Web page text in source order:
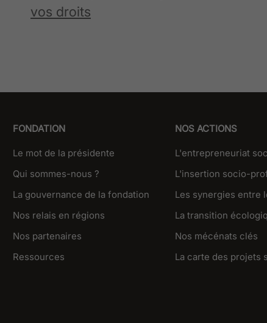
vos droits
FONDATION
Le mot de la présidente
Qui sommes-nous ?
La gouvernance de la fondation
Nos relais en régions
Nos partenaires
Ressources
NOS ACTIONS
L'entrepreneuriat
L'insertion socio-
Les synergies entre
La transition
Nos mécénats clés
La carte des projets